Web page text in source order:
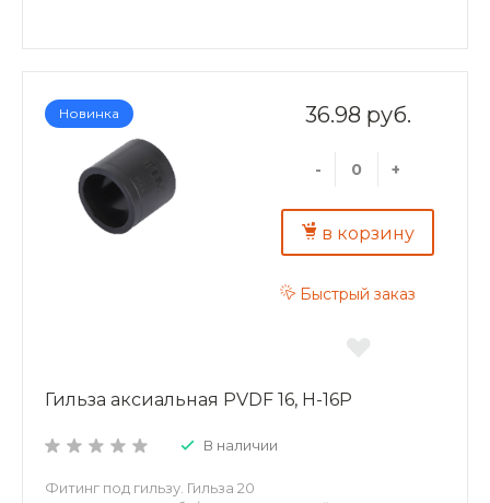
Новинка 36.98 руб.
- +
в корзину
Быстрый заказ
Гильза аксиальная PVDF 16, H-16P
В наличии
Фитинг под гильзу. Гильза 20